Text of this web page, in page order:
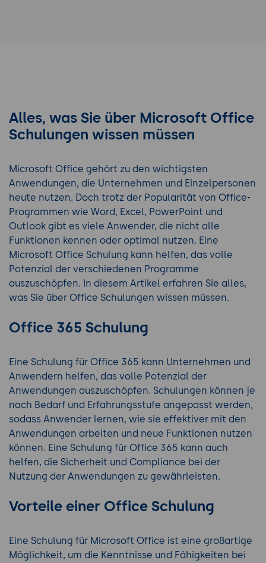
Alles, was Sie über Microsoft Office
Schulungen wissen müssen
Microsoft Office gehört zu den wichtigsten
Anwendungen, die Unternehmen und Einzelpersonen
heute nutzen. Doch trotz der Popularität von Office-
Programmen wie Word, Excel, PowerPoint und
Outlook gibt es viele Anwender, die nicht alle
Funktionen kennen oder optimal nutzen. Eine
Microsoft Office Schulung kann helfen, das volle
Potenzial der verschiedenen Programme
auszuschöpfen. In diesem Artikel erfahren Sie alles,
was Sie über Office Schulungen wissen müssen.
Office 365 Schulung
Eine Schulung für Office 365 kann Unternehmen und
Anwendern helfen, das volle Potenzial der
Anwendungen auszuschöpfen. Schulungen können je
nach Bedarf und Erfahrungsstufe angepasst werden,
sodass Anwender lernen, wie sie effektiver mit den
Anwendungen arbeiten und neue Funktionen nutzen
können. Eine Schulung für Office 365 kann auch
helfen, die Sicherheit und Compliance bei der
Nutzung der Anwendungen zu gewährleisten.
Vorteile einer Office Schulung
Eine Schulung für Microsoft Office ist eine großartige
Möglichkeit, um die Kenntnisse und Fähigkeiten bei